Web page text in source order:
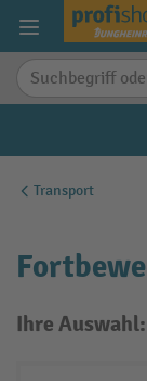
springen
Transport
Ihre